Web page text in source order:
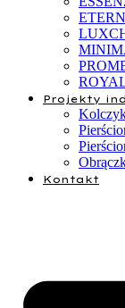
Projekty
Kontakt